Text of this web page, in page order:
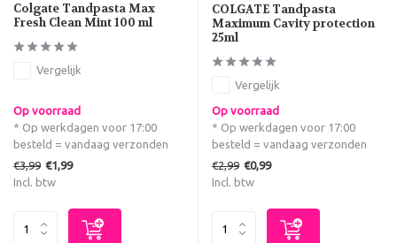
Colgate Tandpasta Max
Fresh Clean Mint 100 ml
Vergelijk
Op voorraad
* Op werkdagen voor 17:00
besteld = vandaag verzonden
€3,99 €1,99
Incl. btw
COLGATE Tandpasta
Maximum Cavity protection
25ml
Vergelijk
Op voorraad
* Op werkdagen voor 17:00
besteld = vandaag verzonden
€2,99 €0,99
Incl. btw